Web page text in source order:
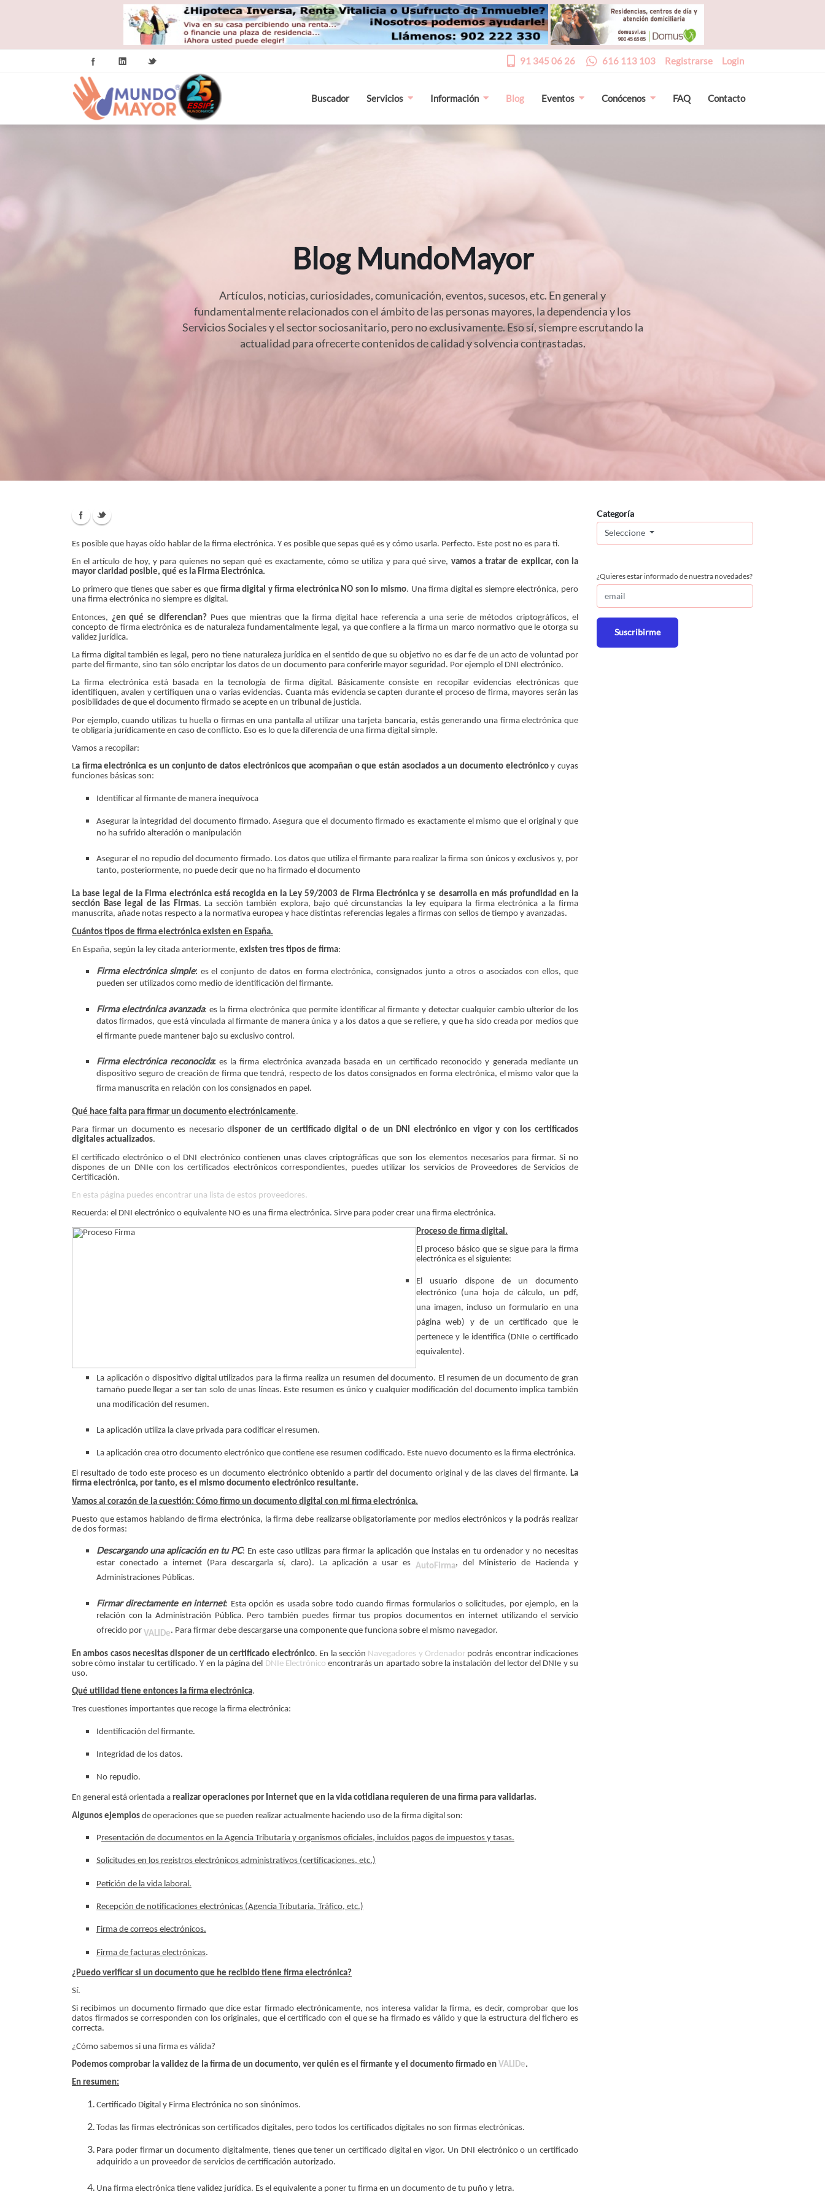
91 345 06 26 616 113 103 Registrarse Login
Buscador Servicios Información Blog Eventos Conócenos FAQ Contacto
Blog MundoMayor
Artículos, noticias, curiosidades, comunicación, eventos, sucesos, etc. En general y
fundamentalmente relacionados con el ámbito de las personas mayores, la dependencia y los
Servicios Sociales y el sector sociosanitario, pero no exclusivamente. Eso sí, siempre escrutando la
actualidad para ofrecerte contenidos de calidad y solvencia contrastadas.
Es posible que hayas oído hablar de la firma electrónica. Y es posible que sepas qué es y cómo usarla. Perfecto. Este post no es para ti.
En el artículo de hoy, y para quienes no sepan qué es exactamente, cómo se utiliza y para qué sirve, vamos a tratar de explicar, con la
mayor claridad posible, qué es la Firma Electrónica.
Lo primero que tienes que saber es que firma digital y firma electrónica NO son lo mismo. Una firma digital es siempre electrónica, pero
una firma electrónica no siempre es digital.
Entonces, ¿en qué se diferencian? Pues que mientras que la firma digital hace referencia a una serie de métodos criptográficos, el
concepto de firma electrónica es de naturaleza fundamentalmente legal, ya que confiere a la firma un marco normativo que le otorga su
validez jurídica.
La firma digital también es legal, pero no tiene naturaleza jurídica en el sentido de que su objetivo no es dar fe de un acto de voluntad por
parte del firmante, sino tan sólo encriptar los datos de un documento para conferirle mayor seguridad. Por ejemplo el DNI electrónico.
La firma electrónica está basada en la tecnología de firma digital. Básicamente consiste en recopilar evidencias electrónicas que
identifiquen, avalen y certifiquen una o varias evidencias. Cuanta más evidencia se capten durante el proceso de firma, mayores serán las
posibilidades de que el documento firmado se acepte en un tribunal de justicia.
Por ejemplo, cuando utilizas tu huella o firmas en una pantalla al utilizar una tarjeta bancaria, estás generando una firma electrónica que
te obligaría jurídicamente en caso de conflicto. Eso es lo que la diferencia de una firma digital simple.
Vamos a recopilar:
La firma electrónica es un conjunto de datos electrónicos que acompañan o que están asociados a un documento electrónicoy cuyas
funciones básicas son:
Identificar al firmante de manera inequívoca
Asegurar la integridad del documento firmado. Asegura que el documento firmado es exactamente el mismo que el original y que
no ha sufrido alteración o manipulación
Asegurar el no repudio del documento firmado. Los datos que utiliza el firmante para realizar la firma son únicos y exclusivos y, por
tanto, posteriormente, no puede decir que no ha firmado el documento
La base legal de la Firma electrónica está recogida en la Ley 59/2003 de Firma Electrónica y se desarrolla en más profundidad en la
sección Base legal de las Firmas. La sección también explora, bajo qué circunstancias la ley equipara la firma electrónica a la firma
manuscrita, añade notas respecto a la normativa europea y hace distintas referencias legales a firmas con sellos de tiempo y avanzadas.
Cuántos tipos de firma electrónica existen en España.
En España, según la ley citada anteriormente, existen tres tipos de firma:
Firma electrónica simple: es el conjunto de datos en forma electrónica, consignados junto a otros o asociados con ellos, que
pueden ser utilizados como medio de identificación del firmante.
Firma electrónica avanzada: es la firma electrónica que permite identificar al firmante y detectar cualquier cambio ulterior de los
datos firmados, que está vinculada al firmante de manera única y a los datos a que se refiere, y que ha sido creada por medios que
el firmante puede mantener bajo su exclusivo control.
Firma electrónica reconocida: es la firma electrónica avanzada basada en un certificado reconocido y generada mediante un
dispositivo seguro de creación de firma que tendrá, respecto de los datos consignados en forma electrónica, el mismo valor que la
firma manuscrita en relación con los consignados en papel.
Qué hace falta para firmar un documento electrónicamente.
Para firmar un documento es necesario disponer de un certificado digital o de un DNI electrónico en vigor y con los certificados
digitales actualizados.
El certificado electrónico o el DNI electrónico contienen unas claves criptográficas que son los elementos necesarios para firmar. Si no
dispones de un DNIe con los certificados electrónicos correspondientes, puedes utilizar los servicios de Proveedores de Servicios de
Certificación.
En esta página puedes encontrar una lista de estos proveedores.
Recuerda: el DNI electrónico o equivalente NO es una firma electrónica. Sirve para poder crear una firma electrónica.
Proceso de firma digital.
El proceso básico que se sigue para la firma
electrónica es el siguiente:
El usuario dispone de un documento
electrónico (una hoja de cálculo, un pdf,
una imagen, incluso un formulario en una
página web) y de un certificado que le
pertenece y le identifica (DNIe o certificado
equivalente).
La aplicación o dispositivo digital utilizados para la firma realiza un resumen del documento. El resumen de un documento de gran
tamaño puede llegar a ser tan solo de unas líneas. Este resumen es único y cualquier modificación del documento implica también
una modificación del resumen.
La aplicación utiliza la clave privada para codificar el resumen.
La aplicación crea otro documento electrónico que contiene ese resumen codificado. Este nuevo documento es la firma electrónica.
El resultado de todo este proceso es un documento electrónico obtenido a partir del documento original y de las claves del firmante. La
firma electrónica, por tanto, es el mismo documento electrónico resultante.
Vamos al corazón de la cuestión: Cómo firmo un documento digital con mi firma electrónica.
Puesto que estamos hablando de firma electrónica, la firma debe realizarse obligatoriamente por medios electrónicos y la podrás realizar
de dos formas:
Descargando una aplicación en tu PC: En este caso utilizas para firmar la aplicación que instalas en tu ordenador y no necesitas
estar conectado a internet (Para descargarla sí, claro). La aplicación a usar esAutoFirma, del Ministerio de Hacienda y
Administraciones Públicas.
Firmar directamente en internet: Esta opción es usada sobre todo cuando firmas formularios o solicitudes, por ejemplo, en la
relación con la Administración Pública. Pero también puedes firmar tus propios documentos en internet utilizando el servicio
ofrecido por VALIDe. Para firmar debe descargarse una componente que funciona sobre el mismo navegador.
En ambos casos necesitas disponer de un certificado electrónico. En la sección Navegadores y Ordenadorpodrás encontrar indicaciones
sobre cómo instalar tu certificado. Y en la página del DNIe Electrónico encontrarás un apartado sobre la instalación del lector del DNIe y su
uso.
Qué utilidad tiene entonces la firma electrónica.
Tres cuestiones importantes que recoge la firma electrónica:
Identificación del firmante.
Integridad de los datos.
No repudio.
En general está orientada a realizar operaciones por Internet que en la vida cotidiana requieren de una firma para validarlas.
Algunos ejemplos de operaciones que se pueden realizar actualmente haciendo uso de la firma digital son:
Presentación de documentos en la Agencia Tributaria y organismos oficiales, incluidos pagos de impuestos y tasas.
Solicitudes en los registros electrónicos administrativos (certificaciones, etc.)
Petición de la vida laboral.
Recepción de notificaciones electrónicas (Agencia Tributaria, Tráfico, etc.)
Firma de correos electrónicos.
Firma de facturas electrónicas.
¿Puedo verificar si un documento que he recibido tiene firma electrónica?
Sí.
Si recibimos un documento firmado que dice estar firmado electrónicamente, nos interesa validar la firma, es decir, comprobar que los
datos firmados se corresponden con los originales, que el certificado con el que se ha firmado es válido y que la estructura del fichero es
correcta.
¿Cómo sabemos si una firma es válida?
Podemos comprobar la validez de la firma de un documento, ver quién es el firmante y el documento firmado en VALIDe.
En resumen:
Certificado Digital y Firma Electrónica no son sinónimos.
Todas las firmas electrónicas son certificados digitales, pero todos los certificados digitales no son firmas electrónicas.
Para poder firmar un documento digitalmente, tienes que tener un certificado digital en vigor. Un DNI electrónico o un certificado
adquirido a un proveedor de servicios de certificación autorizado.
Una firma electrónica tiene validez jurídica. Es el equivalente a poner tu firma en un documento de tu puño y letra.
Categoría
Seleccione
¿Quieres estar informado de nuestra novedades?
Suscribirme